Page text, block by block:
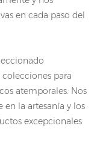
en cada paso del
para
atemporales. Nos
la artesanía y los
excepcionales